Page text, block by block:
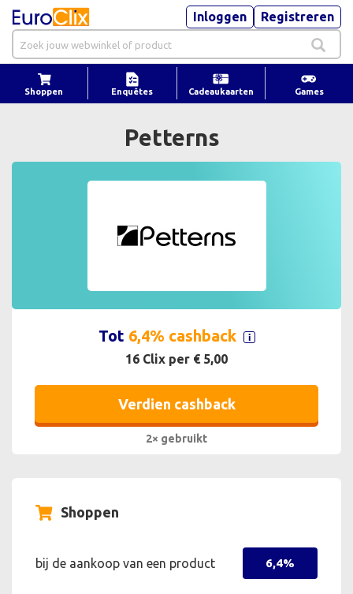
Inloggen Registreren
Shoppen Enquêtes Cadeaukaarten Games
Petterns
Tot 6,4% cashback
16 Clix per € 5,00
Verdien cashback
2× gebruikt
Shoppen
bij de aankoop van een product 6,4%